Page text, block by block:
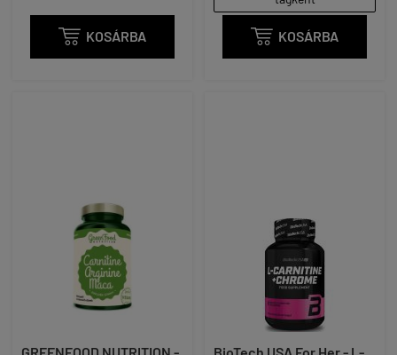
 KOSÁRBA  KOSÁRBA
GREENFOOD NUTRITION -
BioTech USA For Her - L-